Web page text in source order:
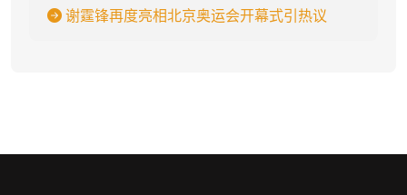
谢霆锋再度亮相北京奥运会开幕式引热议